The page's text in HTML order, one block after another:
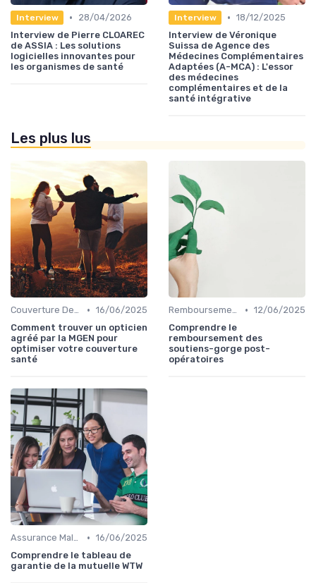
Interview •
28/04/2026
Interview de Pierre CLOAREC
de ASSIA : Les solutions
logicielles innovantes pour
les organismes de santé
Interview • 18/12/2025
Interview de Véronique
Suissa de Agence des
Médecines Complémentaires
Adaptées (A-MCA) : L'essor
des médecines
complémentaires et de la
santé intégrative
Les plus lus
Couverture Dentaire et Optique • 16/06/2025
Comment trouver un opticien
agréé par la MGEN pour
optimiser votre couverture
santé
Remboursements des Soins Médicaux • 12/06/2025
Comprendre le
remboursement des
soutiens-gorge post-
opératoires
Assurance Maladie et Complémentaire Santé • 16/06/2025
Comprendre le tableau de
garantie de la mutuelle WTW